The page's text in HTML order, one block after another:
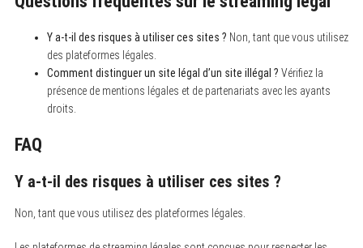
Y a-t-il des risques à utiliser ces sites ? Non, tant que vous utilisez
des plateformes légales.
Comment distinguer un site légal d’un site illégal ? Vérifiez la
présence de mentions légales et de partenariats avec les ayants
droits.
FAQ
Y a-t-il des risques à utiliser ces sites ?
Non, tant que vous utilisez des plateformes légales.